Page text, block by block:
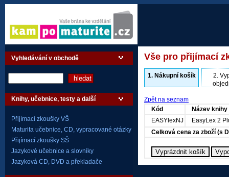
Vyhledávání v obchodě
Knihy, učebnice, testy a další
Přijímací zkoušky VŠ
Maturita učebnice, CD, vypracované otázky
Přijímací zkoušky SŠ
Jazykové učebnice a slovníky
Jazyková CD, DVD a překladače
Vše pro přijímací
1.Nákupní košík 2.
Zpět na seznam
Kód
Název knihy
EASYlexNJ
EasyLex 2
Celková cena za zboží (s